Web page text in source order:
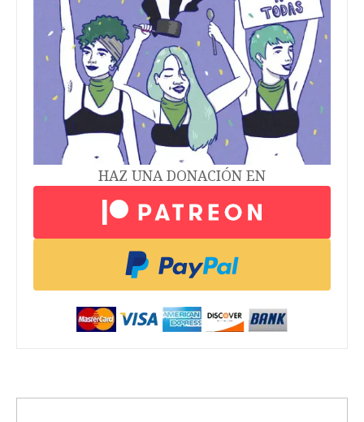
HAZ UNA DONACIÓN EN